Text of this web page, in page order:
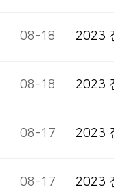
08-18 2023
08-18 2023
08-17 2023
08-17 2023